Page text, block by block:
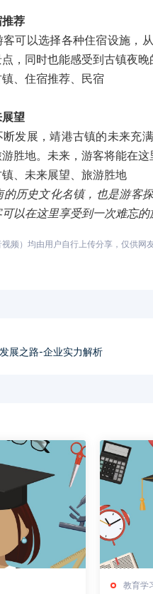
推荐
可以选择各种住宿设施，
，同时也能感受到古镇夜晚
、住宿推荐、民宿
展望
断发展，靖港古镇的未来充
胜地。未来，游客将能在
、未来展望、旅游胜地
的历史文化名镇，也是游客
以在这里享受到一次难忘的
视频）均由用户自行上传分享，仅供
展之路-企业实力解析
教育学